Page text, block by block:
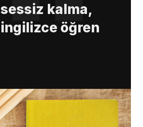
sessiz kalma,
ingilizce öğren